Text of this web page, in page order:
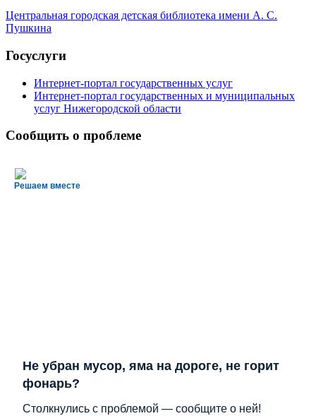
Центральная городская детская библиотека имени А. С.
Пушкина
Госуслуги
Интернет-портал государственных услуг
Интернет-портал государственных и муниципальных
услуг Нижегородской области
Сообщить о проблеме
Решаем вместе
Не убран мусор, яма на дороге, не горит
фонарь?
Столкнулись с проблемой — сообщите о ней!